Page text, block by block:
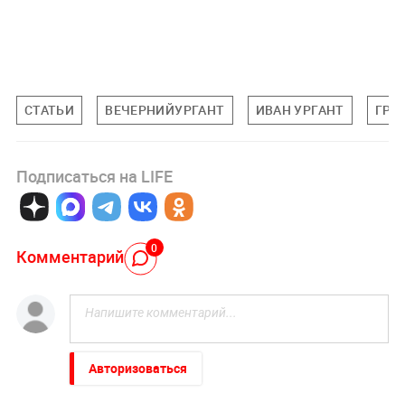
СТАТЬИ ВЕЧЕРНИЙУРГАНТ ИВАН УРГАНТ
Подписаться на LIFE
Комментарий 0
Авторизоваться